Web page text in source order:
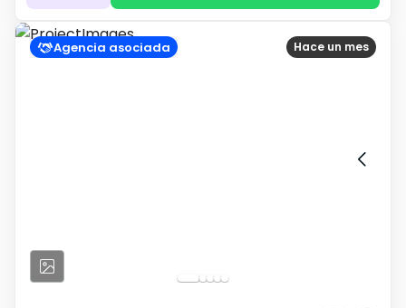
Hace un mes
Agencia asociada